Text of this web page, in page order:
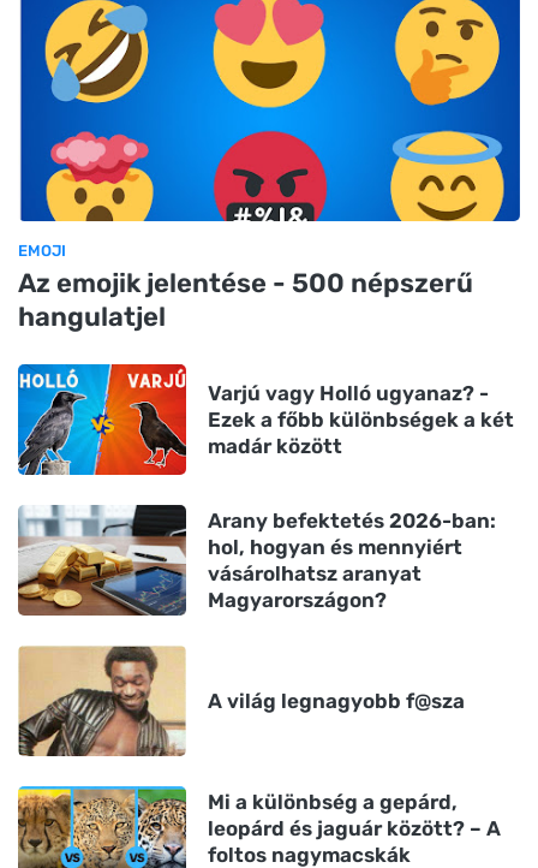
EMOJI
Az emojik jelentése - 500 népszerű
hangulatjel
Varjú vagy Holló ugyanaz? -
Ezek a főbb különbségek a két
madár között
Arany befektetés 2026-ban:
hol, hogyan és mennyiért
vásárolhatsz aranyat
Magyarországon?
A világ legnagyobb f@sza
Mi a különbség a gepárd,
leopárd és jaguár között? – A
foltos nagymacskák